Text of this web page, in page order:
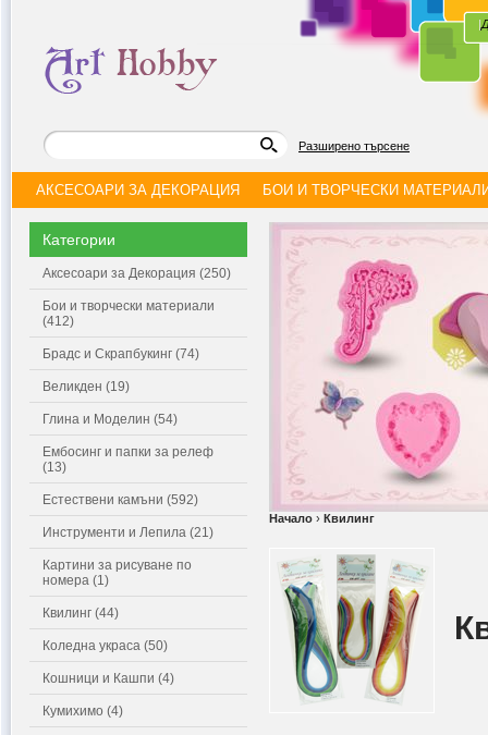
|
Разширено търсене
АКСЕСОАРИ ЗА ДЕКОРАЦИЯ БОИ И ТВОРЧЕСКИ
Категории
Аксесоари за Декорация (250)
Бои и творчески материали
(412)
Брадс и Скрапбукинг (74)
Великден (19)
Глина и Моделин (54)
Ембосинг и папки за релеф
(13)
Естествени камъни (592)
Инструменти и Лепила (21)
Картини за рисуване по
номера (1)
Квилинг (44)
Коледна украса (50)
Кошници и Кашпи (4)
Кумихимо (4)
Начало › Квилинг